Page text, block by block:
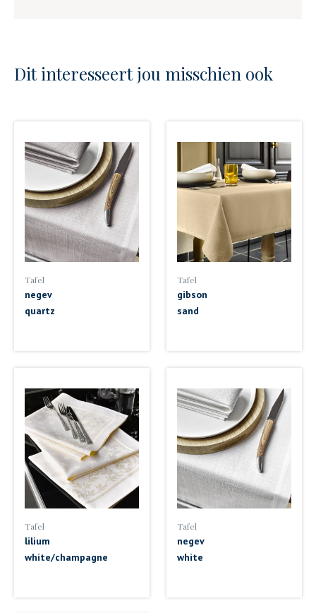
Dit interesseert jou misschien ook
Tafel
negev
quartz
Tafel
gibson
sand
Tafel
lilium
white/champagne
Tafel
negev
white